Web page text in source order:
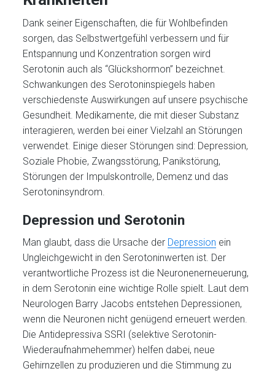
Dank seiner Eigenschaften, die für Wohlbefinden
sorgen, das Selbstwertgefühl verbessern und für
Entspannung und Konzentration sorgen wird
Serotonin auch als “Glückshormon” bezeichnet.
Schwankungen des Serotoninspiegels haben
verschiedenste Auswirkungen auf unsere psychische
Gesundheit. Medikamente, die mit dieser Substanz
interagieren, werden bei einer Vielzahl an Störungen
verwendet. Einige dieser Störungen sind: Depression,
Soziale Phobie, Zwangsstörung, Panikstörung,
Störungen der Impulskontrolle, Demenz und das
Serotoninsyndrom.
Depression und Serotonin
Man glaubt, dass die Ursache der Depression ein
Ungleichgewicht in den Serotoninwerten ist. Der
verantwortliche Prozess ist die Neuronenerneuerung,
in dem Serotonin eine wichtige Rolle spielt. Laut dem
Neurologen Barry Jacobs entstehen Depressionen,
wenn die Neuronen nicht genügend erneuert werden.
Die Antidepressiva SSRI (selektive Serotonin-
Wiederaufnahmehemmer) helfen dabei, neue
Gehirnzellen zu produzieren und die Stimmung zu